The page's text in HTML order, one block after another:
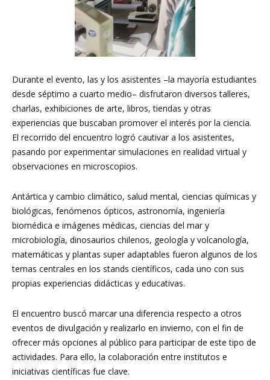
Durante el evento, las y los asistentes –la mayoría estudiantes
desde séptimo a cuarto medio– disfrutaron diversos talleres,
charlas, exhibiciones de arte, libros, tiendas y otras
experiencias que buscaban promover el interés por la ciencia.
El recorrido del encuentro logró cautivar a los asistentes,
pasando por experimentar simulaciones en realidad virtual y
observaciones en microscopios.
Antártica y cambio climático, salud mental, ciencias químicas y
biológicas, fenómenos ópticos, astronomía, ingeniería
biomédica e imágenes médicas, ciencias del mar y
microbiología, dinosaurios chilenos, geología y volcanología,
matemáticas y plantas super adaptables fueron algunos de los
temas centrales en los stands científicos, cada uno con sus
propias experiencias didácticas y educativas.
El encuentro buscó marcar una diferencia respecto a otros
eventos de divulgación y realizarlo en invierno, con el fin de
ofrecer más opciones al público para participar de este tipo de
actividades. Para ello, la colaboración entre institutos e
iniciativas científicas fue clave.